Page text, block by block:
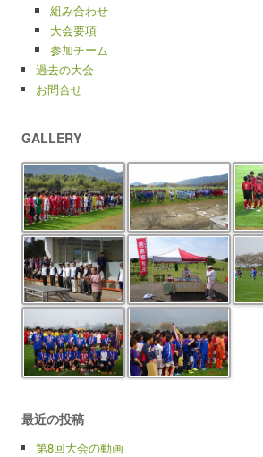
組み合わせ
大会要項
参加チーム
過去の大会
お問合せ
GALLERY
最近の投稿
第8回大会の動画